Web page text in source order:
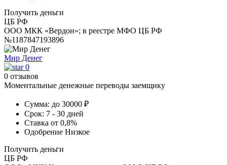
Получить деньги
ЦБ РФ
ООО МКК «Вердон»; в реестре МФО ЦБ РФ
№1187847193896
Мир Денег
0
0 отзывов
Моментальные денежные переводы заемщику
Сумма: до 30000 ₽
Срок: 7 - 30 дней
Ставка от 0,8%
Одобрение Низкое
Получить деньги
ЦБ РФ